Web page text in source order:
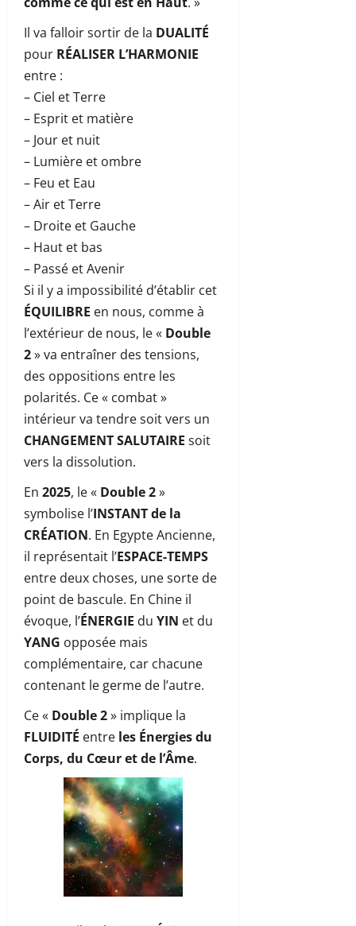
Il va falloir sortir de la DUALITÉ
pour RÉALISER L’HARMONIE
entre :
– Ciel et Terre
– Esprit et matière
– Jour et nuit
– Lumière et ombre
– Feu et Eau
– Air et Terre
– Droite et Gauche
– Haut et bas
– Passé et Avenir
Si il y a impossibilité d’établir cet
ÉQUILIBRE en nous, comme à
l’extérieur de nous, le « Double
2» va entraîner des tensions,
des oppositions entre les
polarités. Ce « combat »
intérieur va tendre soit vers un
CHANGEMENT SALUTAIRE soit
vers la dissolution.
En 2025, le « Double 2»
symbolise l’INSTANT de la
CRÉATION. En Egypte Ancienne,
il représentait l’ESPACE-TEMPS
entre deux choses, une sorte de
point de bascule. En Chine il
évoque, l’ÉNERGIE du YIN et du
YANG opposée mais
complémentaire, car chacune
contenant le germe de l’autre.
Ce « Double 2» implique la
FLUIDITÉ entre les Énergies du
Corps, du Cœur et de l’Âme.